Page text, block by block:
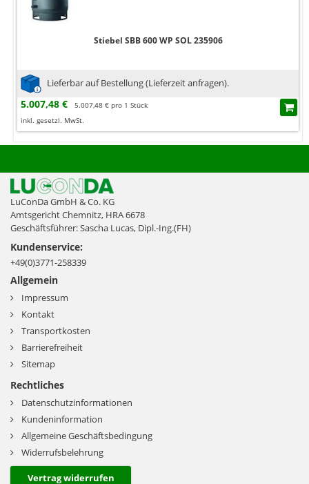
Stiebel SBB 600 WP SOL 235906
Lieferbar auf Bestellung (Lieferzeit anfragen).
5.007,48 €
5.007,48 € pro 1 Stück
inkl. gesetzl. MwSt.
LuConDa GmbH & Co. KG
Amtsgericht Chemnitz, HRA 6678
Geschäftsführer: Sascha Lucas, Dipl.-Ing.(FH)
Kundenservice:
+49(0)3771-258339
Allgemein
Impressum
Kontakt
Transportkosten
Barrierefreiheit
Sitemap
Rechtliches
Datenschutzinformationen
Kundeninformation
Allgemeine Geschäftsbedingung
Widerrufsbelehrung
Vertrag widerrufen